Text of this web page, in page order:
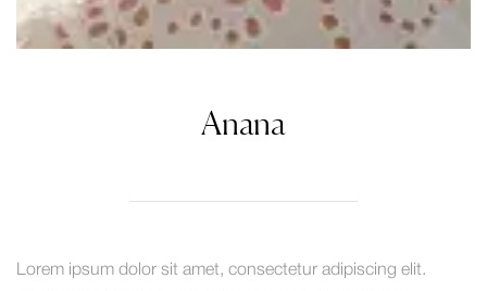
Anana
Lorem ipsum dolor sit amet, consectetur adipiscing elit.